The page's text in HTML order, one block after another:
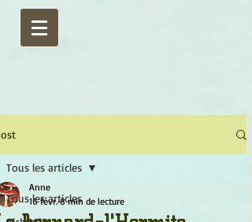
Tous les articles
Tous les articles
Anne
16 févr. 8 min de lecture